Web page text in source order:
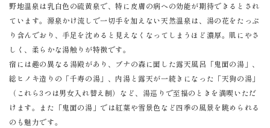
野地温泉は乳白色の硫黄泉で、特に皮膚の病への効能が期待できるとされ
ています。源泉かけ流しで一切手を加えない天然温泉は、湯の花をたっぷ
り含んでおり、手足を沈めると見えなくなってしまうほど濃厚。肌にやさ
しく、柔らかな湯触りが特徴です。
宿には趣の異なる湯殿があり、ブナの森に面した露天風呂「鬼面の湯」、
総ヒノキ造りの「千寿の湯」、内湯と露天が一続きになった「天狗の湯」
（これら3つは男女入れ替え制）など、湯巡りで至福のときを満喫いただ
けます。また「鬼面の湯」では紅葉や雪景色など四季の風景を眺められる
のも魅力です。